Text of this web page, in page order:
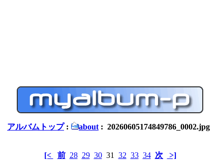
アルバムトップ: about : 20260605174849786_0002.jpg
[< 前 28 29 3031 32 33 34 次 >]